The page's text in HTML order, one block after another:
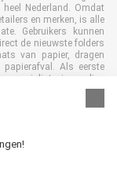
Nederland. Omdat
en merken, is alle
Gebruikers kunnen
de nieuwste folders
van papier, dragen
papierafval. Als eerste
in online
opgebouwd
tot de toonaangevende